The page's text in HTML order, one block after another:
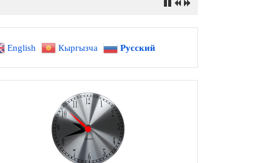
English Кыргызча Русский